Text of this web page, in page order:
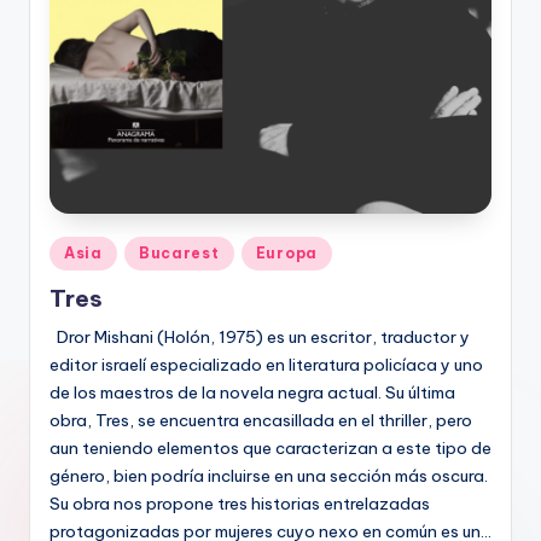
Publicado
en
Asia Bucarest Europa
Tres
Dror Mishani (Holón, 1975) es un escritor, traductor y
editor israelí especializado en literatura policíaca y uno
de los maestros de la novela negra actual. Su última
obra, Tres, se encuentra encasillada en el thriller, pero
aun teniendo elementos que caracterizan a este tipo de
género, bien podría incluirse en una sección más oscura.
Su obra nos propone tres historias entrelazadas
protagonizadas por mujeres cuyo nexo en común es un…